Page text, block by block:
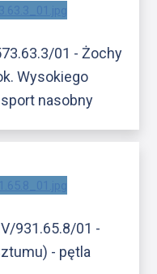
01 - Żochy
Wysokiego
nasobny
931.65.8/01 -
- pętla